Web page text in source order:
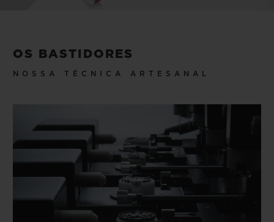
OS BASTIDORES
NOSSA TÉCNICA ARTESANAL